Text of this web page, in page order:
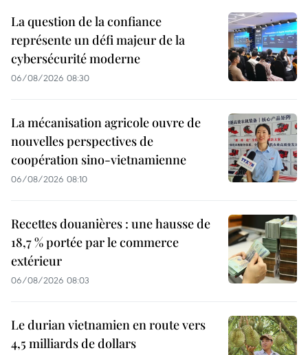
La question de la confiance
représente un défi majeur de la
cybersécurité moderne
06/08/2026 08:30
La mécanisation agricole ouvre de
nouvelles perspectives de
coopération sino-vietnamienne
06/08/2026 08:10
Recettes douanières : une hausse de
18,7 % portée par le commerce
extérieur
06/08/2026 08:03
Le durian vietnamien en route vers
4,5 milliards de dollars